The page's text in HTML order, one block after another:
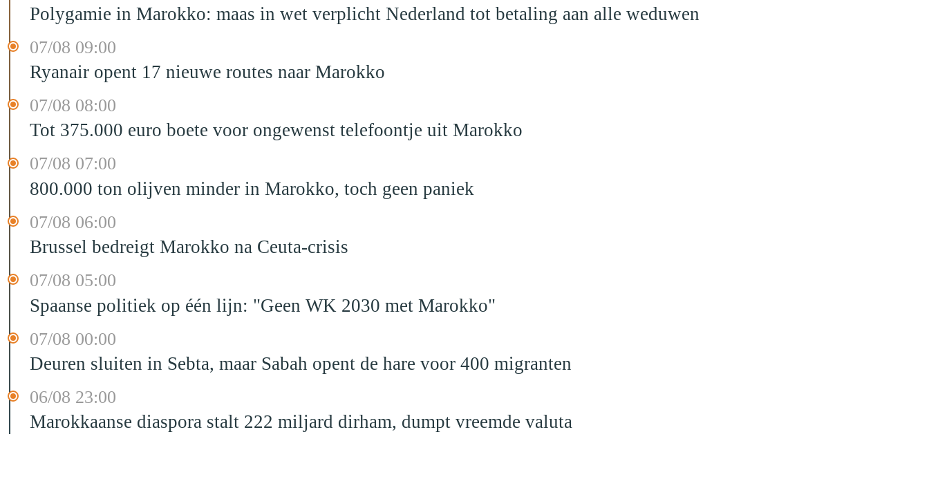
Polygamie in Marokko: maas in wet verplicht Nederland tot betaling aan alle weduwen
07/08 09:00
Ryanair opent 17 nieuwe routes naar Marokko
07/08 08:00
Tot 375.000 euro boete voor ongewenst telefoontje uit Marokko
07/08 07:00
800.000 ton olijven minder in Marokko, toch geen paniek
07/08 06:00
Brussel bedreigt Marokko na Ceuta-crisis
07/08 05:00
Spaanse politiek op één lijn: "Geen WK 2030 met Marokko"
07/08 00:00
Deuren sluiten in Sebta, maar Sabah opent de hare voor 400 migranten
06/08 23:00
Marokkaanse diaspora stalt 222 miljard dirham, dumpt vreemde valuta